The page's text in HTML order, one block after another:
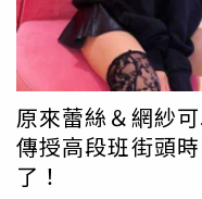
為形象、高達230公分
創作，打造充滿藝術
／品牌提供）開幕派對
版帽Tee搭配高腰寶藍
失優雅，而另一位嘉賓
訂製機台製作的灰色西
男孩孫生、酷炫、蕾菈
原來蕾絲＆網紗
傳授高段班街頭
了！